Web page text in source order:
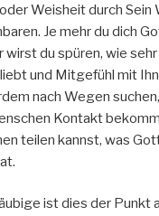
Weisheit durch Sein
Je mehr du dich
wirst du spüren, wie sehr
und Mitgefühl mit
nach Wegen
Kontakt
teilen kannst, was
ist dies der Punkt